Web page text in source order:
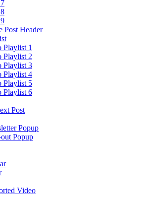
Post Header
Playlist 1
Playlist 2
Playlist 3
Playlist 4
Playlist 5
Playlist 6
Post
Popup
Popup
Video